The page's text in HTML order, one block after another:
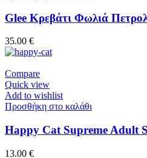
Glee Κρεβάτι Φωλιά
35.00 €
Compare
Quick view
Add to wishlist
Προσθήκη στο καλάθι
Happy Cat Supreme Adult
13.00 €